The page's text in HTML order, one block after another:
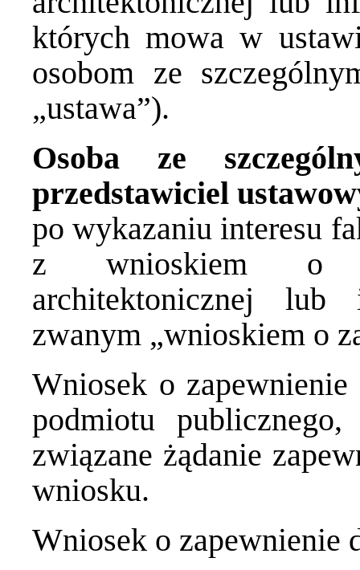
których mowa w
osobom ze
„ustawa”).
Osoba ze
przedstawiciel
po wykazaniu interesu
z wnioskiem o
architektonicznej lub
zwanym „wnioskiem o
Wniosek o
podmiotu
związane żądanie
wniosku.
Wniosek o zapewnienie